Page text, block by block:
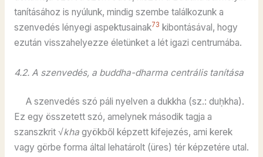
tanításához is nyúlunk, mindig szembe találkozunk a
szenvedés lényegi aspektusainak73 kibontásával, hogy
ezután visszahelyezze életünket a lét igazi centrumába.
4.2. A szenvedés, a buddha-dharma centrális tanítása
A szenvedés szó páli nyelven a dukkha (sz.: duḥkha).
Ez egy összetett szó, amelynek második tagja a
szanszkrit √khagyökből képzett kifejezés, ami kerek
vagy görbe forma által lehatárolt (üres) tér képzetére utal.